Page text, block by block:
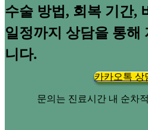
수술 방법, 회복 기간,
일정까지 상담을 통해
니다.
카카오톡 상
문의는 진료시간 내 순차